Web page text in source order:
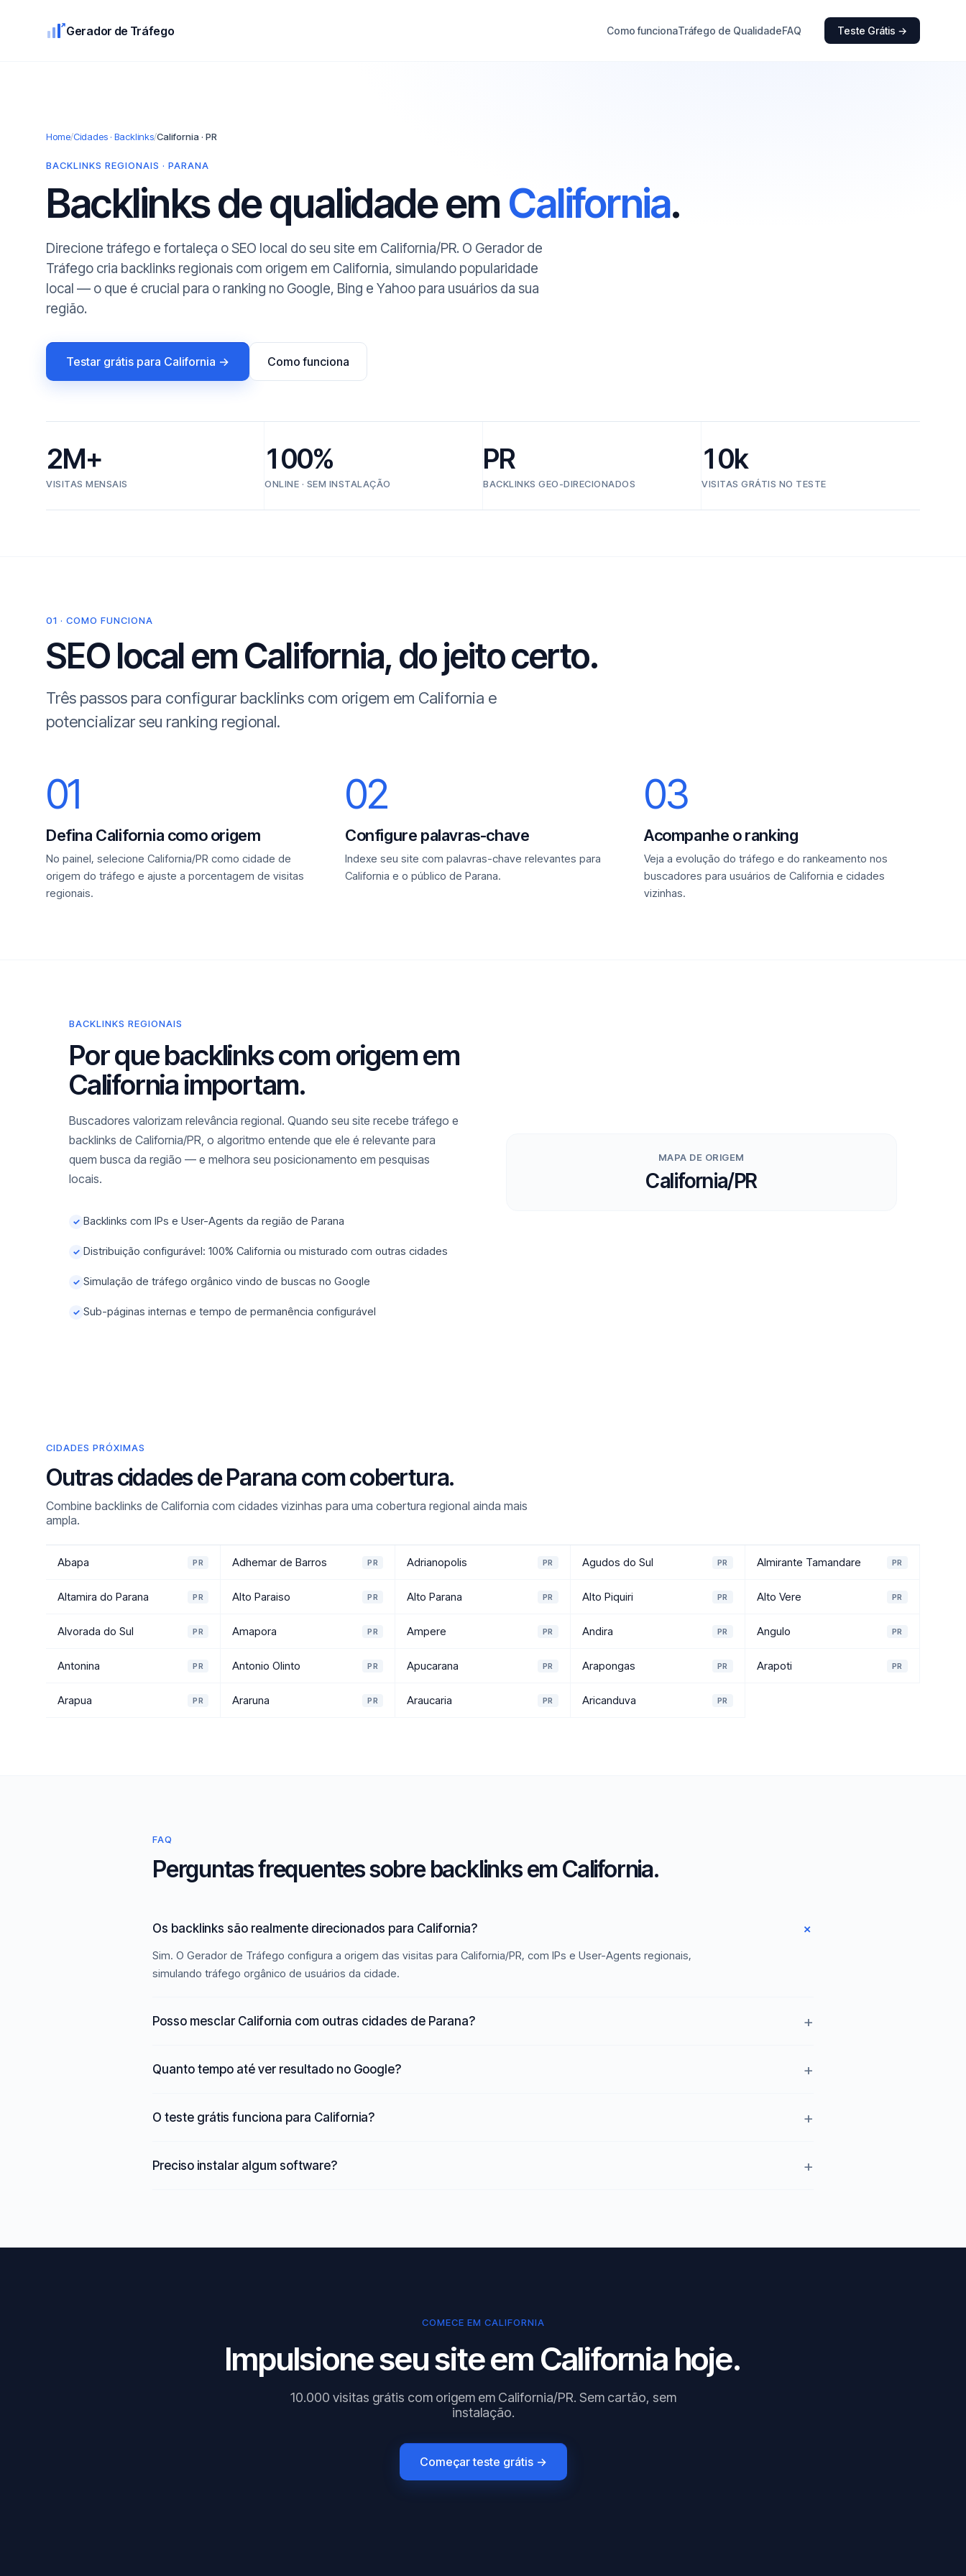
Gerador de Tráfego Como funcionaTráfego de QualidadeFAQ Teste Grátis →
Home/Cidades · Backlinks/California · PR
BACKLINKS REGIONAIS · PARANA
Backlinks de qualidade em California.
Direcione tráfego e fortaleça o SEO local do seu site em California/PR. O Gerador de
Tráfego cria backlinks regionais com origem em California, simulando popularidade
local — o que é crucial para o ranking no Google, Bing e Yahoo para usuários da sua
região.
Testar grátis para California → Como funciona
2M+
VISITAS MENSAIS
100%
ONLINE · SEM INSTALAÇÃO
PR
BACKLINKS GEO-DIRECIONADOS
10k
VISITAS GRÁTIS NO TESTE
01 · COMO FUNCIONA
SEO local em California, do jeito certo.
Três passos para configurar backlinks com origem em California e
potencializar seu ranking regional.
01
Defina California como origem
No painel, selecione California/PR como cidade de
origem do tráfego e ajuste a porcentagem de visitas
regionais.
02
Configure palavras-chave
Indexe seu site com palavras-chave relevantes para
California e o público de Parana.
03
Acompanhe o ranking
Veja a evolução do tráfego e do rankeamento nos
buscadores para usuários de California e cidades
vizinhas.
BACKLINKS REGIONAIS
Por que backlinks com origem em
California importam.
Buscadores valorizam relevância regional. Quando seu site recebe tráfego e
backlinks de California/PR, o algoritmo entende que ele é relevante para
quem busca da região — e melhora seu posicionamento em pesquisas
locais.
✓ Backlinks com IPs e User-Agents da região de Parana
✓ Distribuição configurável: 100% California ou misturado com outras cidades
✓ Simulação de tráfego orgânico vindo de buscas no Google
✓ Sub-páginas internas e tempo de permanência configurável
MAPA DE ORIGEM
California/PR
CIDADES PRÓXIMAS
Outras cidades de Parana com cobertura.
Combine backlinks de California com cidades vizinhas para uma cobertura regional ainda mais
ampla.
Abapa PR Adhemar de Barros PR Adrianopolis PR Agudos do Sul PR Almirante Tamandare PR
Altamira do Parana PR Alto Paraiso PR Alto Parana PR Alto Piquiri PR Alto Vere PR
Alvorada do Sul PR Amapora PR Ampere PR Andira PR Angulo PR
Antonina PR Antonio Olinto PR Apucarana PR Arapongas PR Arapoti PR
Arapua PR Araruna PR Araucaria PR Aricanduva PR
FAQ
Perguntas frequentes sobre backlinks em California.
Os backlinks são realmente direcionados para California?
Sim. O Gerador de Tráfego configura a origem das visitas para California/PR, com IPs e User-Agents regionais,
simulando tráfego orgânico de usuários da cidade.
Posso mesclar California com outras cidades de Parana?
Quanto tempo até ver resultado no Google?
O teste grátis funciona para California?
Preciso instalar algum software?
COMECE EM CALIFORNIA
Impulsione seu site em California hoje.
10.000 visitas grátis com origem em California/PR. Sem cartão, sem
instalação.
Começar teste grátis →